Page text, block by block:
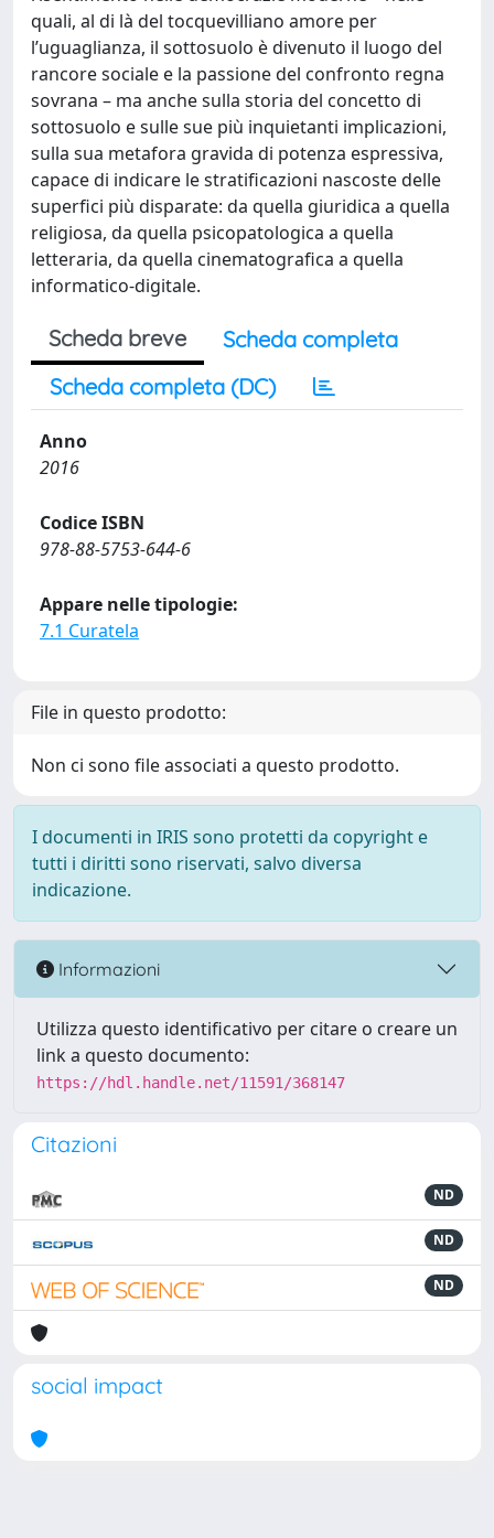
quali, al di là del tocquevilliano amore per
l’uguaglianza, il sottosuolo è divenuto il luogo del
rancore sociale e la passione del confronto regna
sovrana – ma anche sulla storia del concetto di
sottosuolo e sulle sue più inquietanti implicazioni,
sulla sua metafora gravida di potenza espressiva,
capace di indicare le stratificazioni nascoste delle
superfici più disparate: da quella giuridica a quella
religiosa, da quella psicopatologica a quella
letteraria, da quella cinematografica a quella
informatico-digitale.
Scheda breve
Scheda completa
Scheda completa (DC)
Anno
2016
Codice ISBN
978-88-5753-644-6
Appare nelle tipologie:
7.1 Curatela
File in questo prodotto:
Non ci sono file associati a questo prodotto.
I documenti in IRIS sono protetti da copyright e
tutti i diritti sono riservati, salvo diversa
indicazione.
Informazioni
Utilizza questo identificativo per citare o creare un
link a questo documento:
https://hdl.handle.net/11591/368147
Citazioni
ND
ND
ND
social impact